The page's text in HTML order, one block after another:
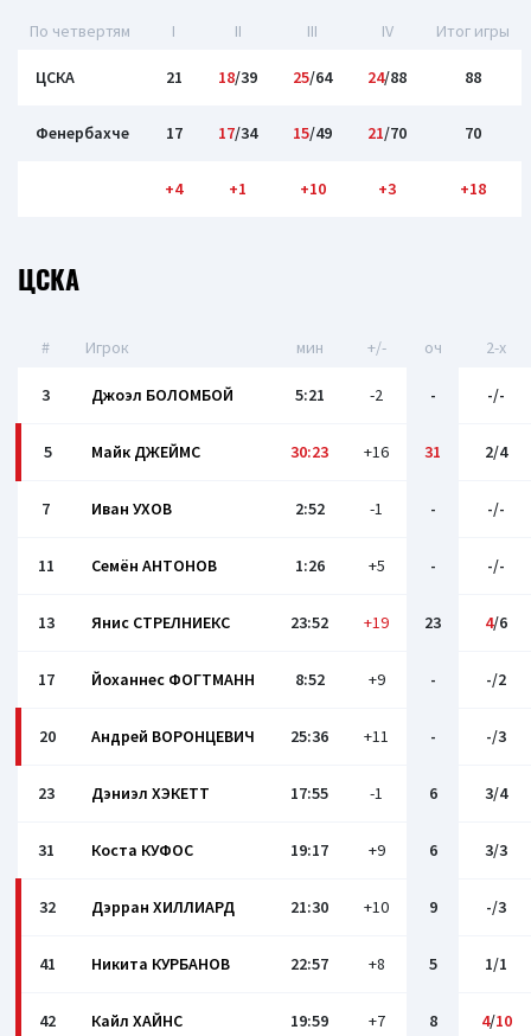
По четвертям I II III IV Итог игры
ЦСКА 21 18/39 25/64 24/88 88
Фенербахче 17 17/34 15/49 21/70 70
+4 +1 +10 +3 +18
ЦСКА
# Игрок мин +/- оч 2-x
3 Джоэл БОЛОМБОЙ 5:21 -2 - -/-
5 Майк ДЖЕЙМС 30:23 +16 31 2/4
7 Иван УХОВ 2:52 -1 - -/-
11 Семён АНТОНОВ 1:26 +5 - -/-
13 Янис СТРЕЛНИЕКС 23:52 +19 23 4/6
17 Йоханнес ФОГТМАНН 8:52 +9 - -/2
20 Андрей ВОРОНЦЕВИЧ 25:36 +11 - -/3
23 Дэниэл ХЭКЕТТ 17:55 -1 6 3/4
31 Коста КУФОС 19:17 +9 6 3/3
32 Дэрран ХИЛЛИАРД 21:30 +10 9 -/3
41 Никита КУРБАНОВ 22:57 +8 5 1/1
42 Кайл ХАЙНС 19:59 +7 8 4/10